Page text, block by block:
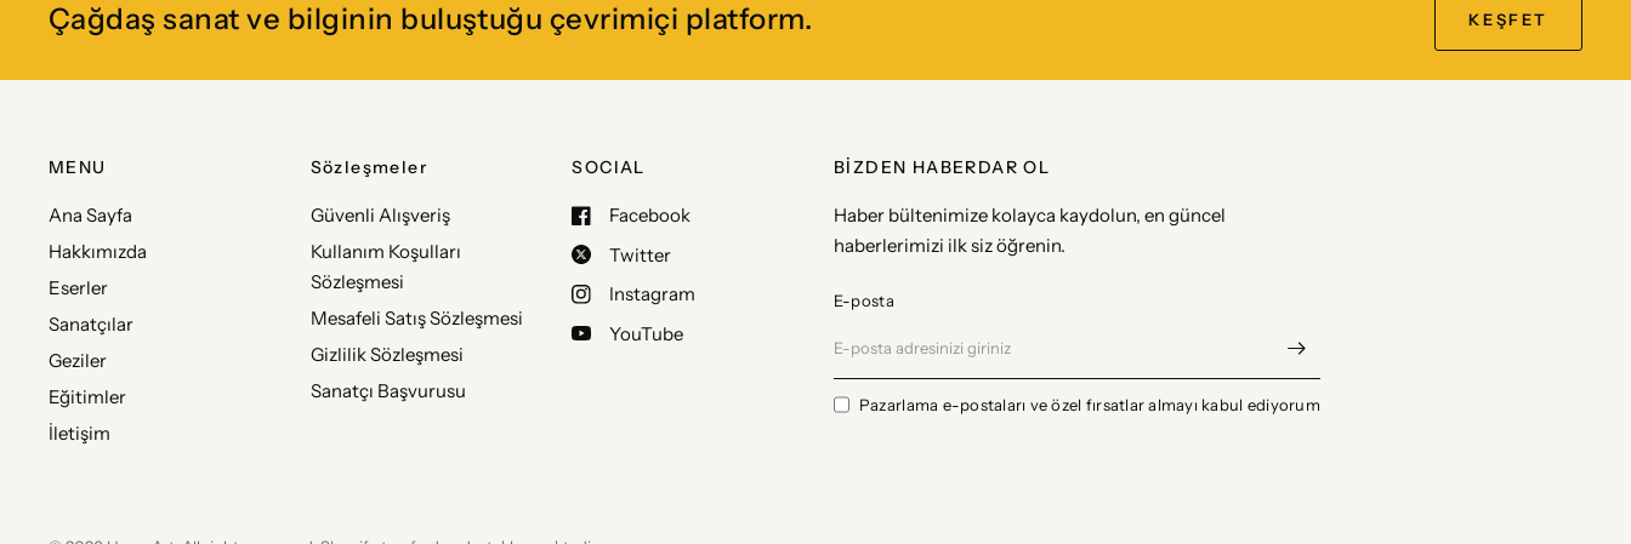
Çağdaş sanat ve bilginin buluştuğu çevrimiçi platform. KEŞFET
MENU
Ana Sayfa
Hakkımızda
Eserler
Sanatçılar
Geziler
Eğitimler
İletişim
Sözleşmeler
Güvenli Alışveriş
Kullanım Koşulları
Sözleşmesi
Mesafeli Satış Sözleşmesi
Gizlilik Sözleşmesi
Sanatçı Başvurusu
SOCIAL
Facebook
Twitter
Instagram
YouTube
BİZDEN HABERDAR OL
Haber bültenimize kolayca kaydolun, en güncel
haberlerimizi ilk siz öğrenin.
E-posta
Pazarlama e-postaları ve özel fırsatlar almayı kabul ediyorum